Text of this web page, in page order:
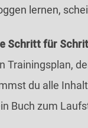
lernen,
Schritt für
Trainingsplan,
du alle
Buch zum